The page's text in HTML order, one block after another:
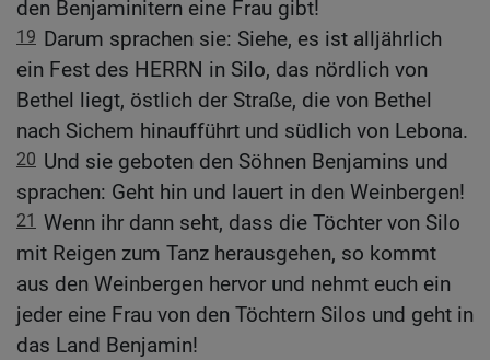
den Benjaminitern eine Frau gibt!
19 Darum sprachen sie: Siehe, es ist alljährlich
ein Fest des HERRN in Silo, das nördlich von
Bethel liegt, östlich der Straße, die von Bethel
nach Sichem hinaufführt und südlich von Lebona.
20 Und sie geboten den Söhnen Benjamins und
sprachen: Geht hin und lauert in den Weinbergen!
21 Wenn ihr dann seht, dass die Töchter von Silo
mit Reigen zum Tanz herausgehen, so kommt
aus den Weinbergen hervor und nehmt euch ein
jeder eine Frau von den Töchtern Silos und geht in
das Land Benjamin!